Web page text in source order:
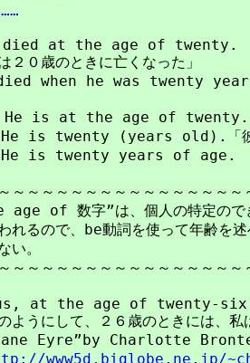
at the age of twenty.
のときに亡くなった」
when he was twenty
is at the age of twenty.
twenty (years old).「彼は
is twenty years of age.
～～～～～～～～～～～～～
数字”は、個人の特定のでき
、be動詞を使って年齢を述べ
。
～～～～～～～～～～～～～
at the age of twenty-
して、２６歳のときには、私は
Charlotte Bronte
www5d.biglobe.ne.jp/